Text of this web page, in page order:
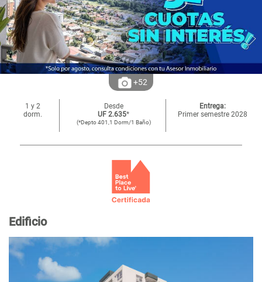
+52
1 y 2
dorm.
Desde
UF 2.635*
(*Depto 401,1 Dorm/1 Baño)
Entrega:
Primer semestre 2028
Edificio